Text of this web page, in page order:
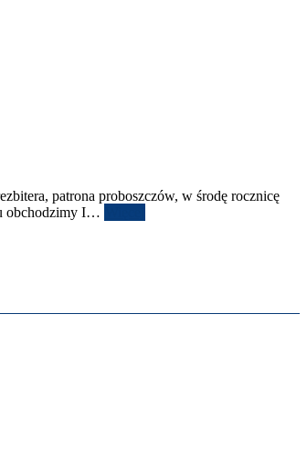
patrona pro­boszczów, w środę rocznicę
obchodz­imy I…